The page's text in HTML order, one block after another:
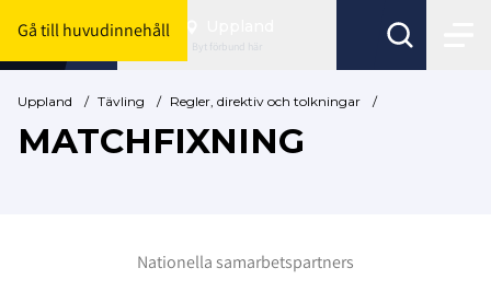
Gå till huvudinnehåll
Byt förbund här
Uppland / Tävling / Regler, direktiv och tolkningar /
MATCHFIXNING
Nationella samarbetspartners